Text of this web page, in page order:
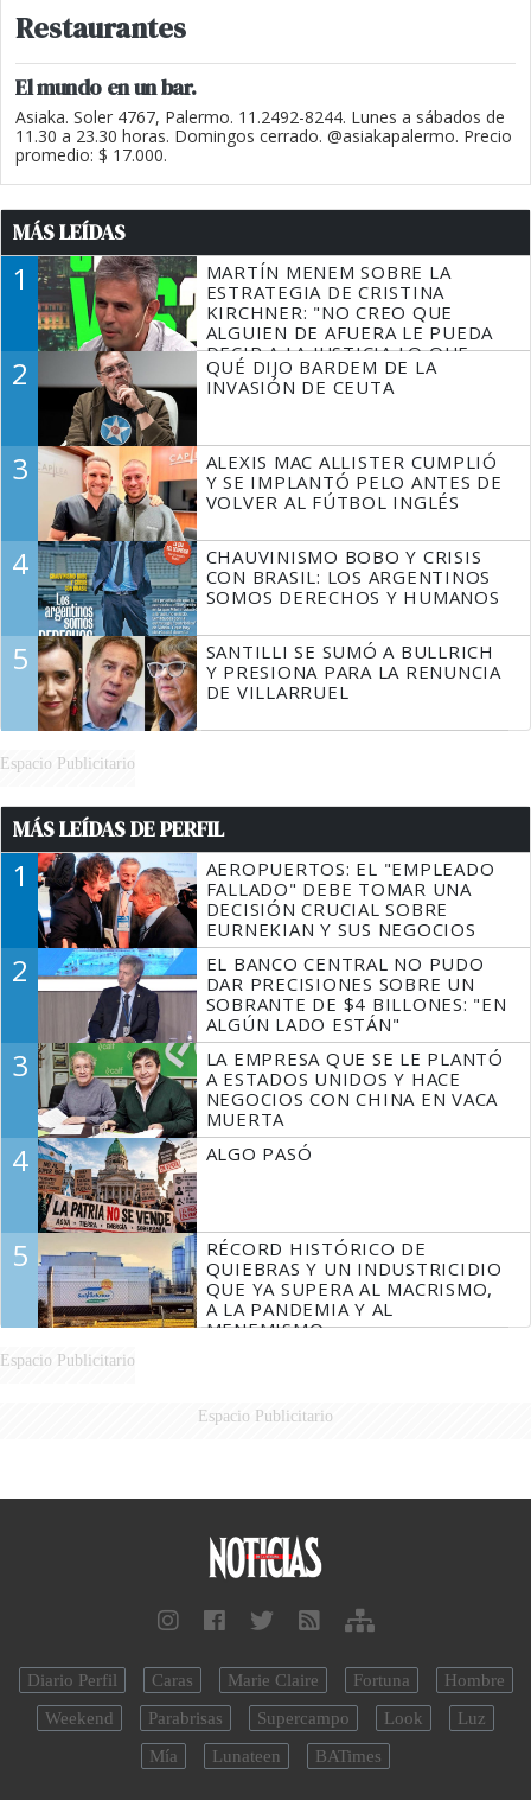
Restaurantes
El mundo en un bar.
Asiaka. Soler 4767, Palermo. 11.2492-8244. Lunes a sábados de
11.30 a 23.30 horas. Domingos cerrado. @asiakapalermo. Precio
promedio: $ 17.000.
MÁS LEÍDAS
1
MARTÍN MENEM SOBRE LA
ESTRATEGIA DE CRISTINA
KIRCHNER: "NO CREO QUE
ALGUIEN DE AFUERA LE PUEDA
DECIR A LA JUSTICIA LO QUE
TIENE QUE HACER"
2
QUÉ DIJO BARDEM DE LA
INVASIÓN DE CEUTA
3
ALEXIS MAC ALLISTER CUMPLIÓ
Y SE IMPLANTÓ PELO ANTES DE
VOLVER AL FÚTBOL INGLÉS
4
CHAUVINISMO BOBO Y CRISIS
CON BRASIL: LOS ARGENTINOS
SOMOS DERECHOS Y HUMANOS
5
SANTILLI SE SUMÓ A BULLRICH
Y PRESIONA PARA LA RENUNCIA
DE VILLARRUEL
Espacio Publicitario
MÁS LEÍDAS DE PERFIL
1
AEROPUERTOS: EL "EMPLEADO
FALLADO" DEBE TOMAR UNA
DECISIÓN CRUCIAL SOBRE
EURNEKIAN Y SUS NEGOCIOS
2
EL BANCO CENTRAL NO PUDO
DAR PRECISIONES SOBRE UN
SOBRANTE DE $4 BILLONES: "EN
ALGÚN LADO ESTÁN"
3
LA EMPRESA QUE SE LE PLANTÓ
A ESTADOS UNIDOS Y HACE
NEGOCIOS CON CHINA EN VACA
MUERTA
4 ALGO PASÓ
5
RÉCORD HISTÓRICO DE
QUIEBRAS Y UN INDUSTRICIDIO
QUE YA SUPERA AL MACRISMO,
A LA PANDEMIA Y AL
MENEMISMO
Espacio Publicitario
Espacio Publicitario
Diario Perfil Caras Marie Claire Fortuna
Hombre
Weekend
Parabrisas Supercampo Look
Luz
Mía
Lunateen BATimes